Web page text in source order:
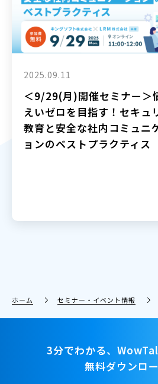
2025.09.11
＜9/29(月)開催セミナー＞
えいゼロを目指す！セキュ
教育と安全な社内コミュニ
ョンのベストプラクティス
ホーム セミナー・イベント情報
3分でわかる、
無料ダウンロ